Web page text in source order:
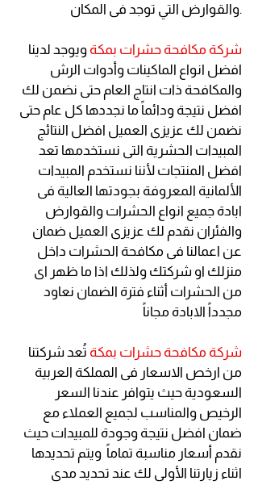
والقوارض التي توجد فى المكان.
شركة مكافحة حشرات بمكة ويوجد لدينا
افضل انواع الماكينات وأدوات الرش
والمكافحة ذات انتاج العام حتى نضمن لك
افضل نتيجة ودائماً ما نجددها كل عام حتى
نضمن لك عزيزى العميل افضل النتائج
المبيدات الحشرية التى نستخدمها تعد
افضل المنتجات لأننا نستخدم المبيدات
الألمانية المعروفة بجودتها العالية فى
ابادة جميع انواع الحشرات والقوارض
والفئران نقدم لك عزيزى العميل ضمان
عن اعمالنا فى مكافحة الحشرات داخل
منزلك او شركتك ولذلك اذا ما ظهر اى
من الحشرات أثناء فترة الضمان نعاود
مجدداً الابادة مجاناً
شركة مكافحة حشرات بمكة تُعد شركتنا
من ارخص الاسعار فى المملكة العربية
السعودية حيث يتوافر عندنا السعر
الرخيص والمناسب لجميع العملاء مع
ضمان افضل نتيجة وجودة للمبيدات حيث
نقدم أسعار مناسبة تماماً ويتم تحديدها
اثناء زيارتنا الأولى لك عند تحديد مدى